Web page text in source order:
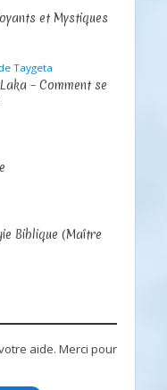
et Mystiques
Taygeta
– Comment se
Biblique (Maître
aide. Merci pour